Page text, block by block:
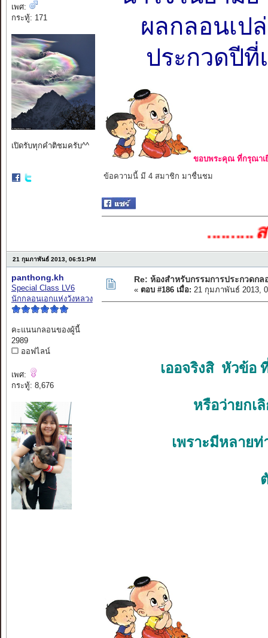
เพศ:
กระทู้: 171
เปิดรับทุกคำติชมครับ^^
ผลกลอนเป
ประกวดปีที่
ขอบพระคุณ ที่กรุณาเ
ข้อความนี้ มี 4 สมาชิก มาชื่นชม
..........สาย
21 กุมภาพันธ์ 2013, 06:51:PM
panthong.kh
Special Class LV6
นักกลอนเอกแห่งวังหลวง
คะแนนกลอนของผู้นี้
2989
ออฟไลน์
เพศ:
กระทู้: 8,676
Re: ห้องสำหรับกรรมการประกวดก
« ตอบ #186 เมื่อ: 21 กุมภาพันธ์ 2013,
เออจริงสิ หัวข้อ
หรือว่ายกเ
เพราะมีหลาย